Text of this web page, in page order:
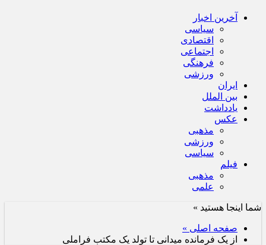
آخرین اخبار
سیاسی
اقتصادی
اجتماعی
فرهنگی
ورزشی
ایران
بین الملل
یادداشت
عکس
مذهبی
ورزشی
سیاسی
فیلم
مذهبی
علمی
شما اینجا هستید »
صفحه اصلی »
از یک فرمانده میدانی تا تولد یک مکتب فراملی